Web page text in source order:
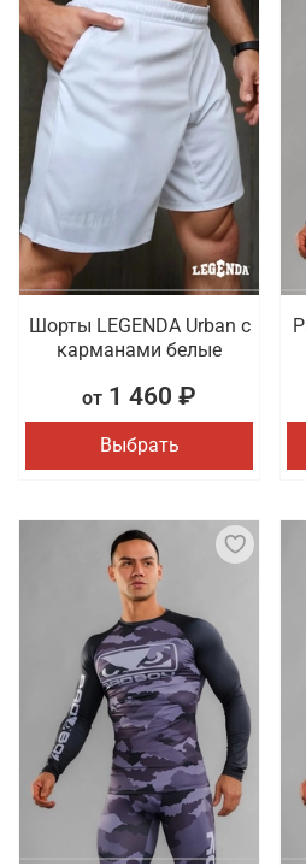
Шорты LEGENDA Urban c
карманами белые
от 1 460 ₽
Выбрать